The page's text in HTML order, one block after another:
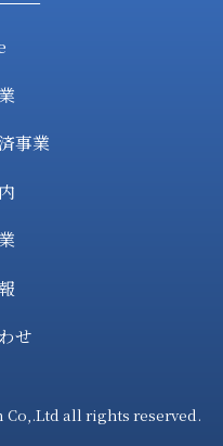
事業
せ
all rights reserved.